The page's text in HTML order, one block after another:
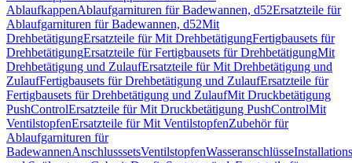
AblaufkappenAblaufgarnituren für Badewannen, d52Ersatzteile für
Ablaufgarnituren für Badewannen, d52Mit
DrehbetätigungErsatzteile für Mit DrehbetätigungFertigbausets für
DrehbetätigungErsatzteile für Fertigbausets für DrehbetätigungMit
Drehbetätigung und ZulaufErsatzteile für Mit Drehbetätigung und
ZulaufFertigbausets für Drehbetätigung und ZulaufErsatzteile für
Fertigbausets für Drehbetätigung und ZulaufMit Druckbetätigung
PushControlErsatzteile für Mit Druckbetätigung PushControlMit
VentilstopfenErsatzteile für Mit VentilstopfenZubehör für
Ablaufgarnituren für
BadewannenAnschlusssetsVentilstopfenWasseranschlüsse